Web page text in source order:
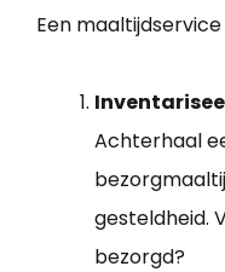
Een
Achterhaal
gesteldheid.
bezorgd?